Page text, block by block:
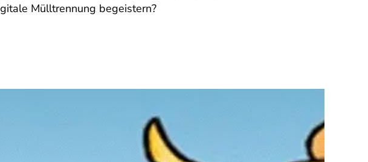
Mülltrennung begeistern?